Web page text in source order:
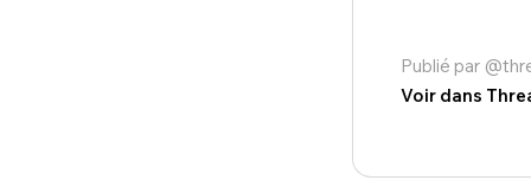
Publié par
Voir dans